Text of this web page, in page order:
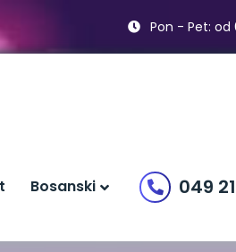
Pon - Pet: od
Bosanski 049